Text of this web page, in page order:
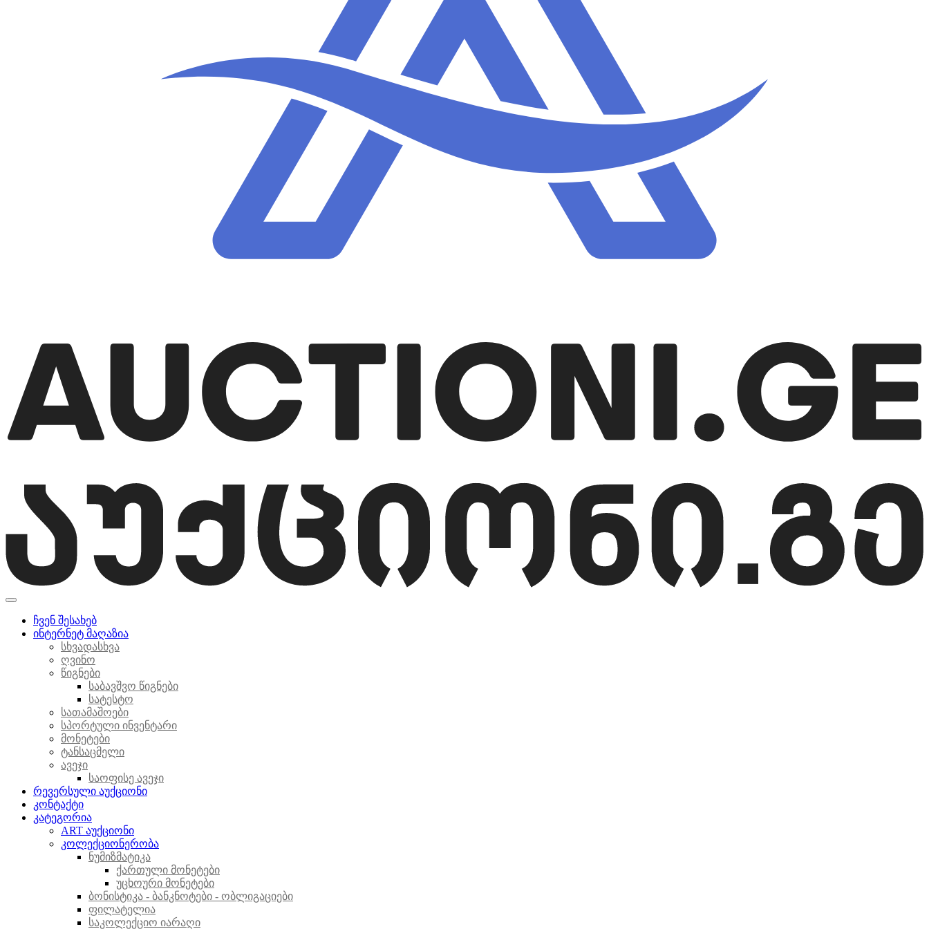
ჩვენ შესახებ
ინტერნეტ მაღაზია
სხვადასხვა
ღვინო
წიგნები
საბავშვო წიგნები
სატესტო
სათამაშოები
სპორტული ინვენტარი
მონეტები
ტანსაცმელი
ავეჯი
საოფისე ავეჯი
რევერსული აუქციონი
კონტაქტი
კატეგორია
ART აუქციონი
კოლექციონერობა
ნუმიზმატიკა
ქართული მონეტები
უცხოური მონეტები
ბონისტიკა - ბანკნოტები - ობლიგაციები
ფილატელია
საკოლექციო იარაღი